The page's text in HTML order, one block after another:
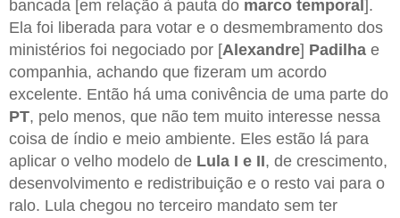
bancada [em relação à pauta do marco temporal ].
Ela foi liberada para votar e o desmembramento dos
ministérios foi negociado por [Alexandre] Padilha e
companhia, achando que fizeram um acordo
excelente. Então há uma conivência de uma parte do
PT, pelo menos, que não tem muito interesse nessa
coisa de índio e meio ambiente. Eles estão lá para
aplicar o velho modelo de Lula I e II, de crescimento,
desenvolvimento e redistribuição e o resto vai para o
ralo. Lula chegou no terceiro mandato sem ter